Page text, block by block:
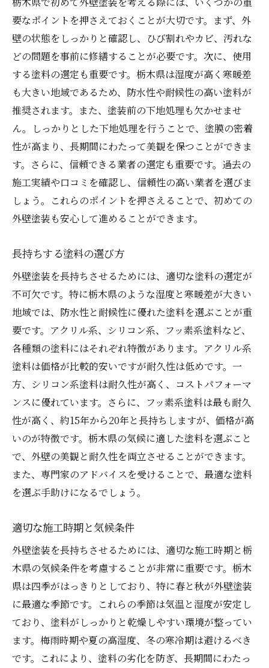
要なポイントを押さえておくことが大切です。まず、外
壁の状態をしっかりと確認し、ひび割れやカビ、汚れな
どの問題を事前に修繕することが必要です。次に、使用
する塗料の選定も重要です。栃木県は湿度が高く寒暖差
も大きい地域であるため、防水性や耐候性の高い塗料が
推奨されます。また、塗装前の下地処理も欠かせませ
ん。しっかりとした下地処理を行うことで、塗膜の密着
性が高まり、長期間にわたって美観を保つことができま
す。さらに、信頼できる業者の選定も重要です。過去の
施工実績や口コミを確認し、信頼性の高い業者を選びま
しょう。これらのポイントを押さえることで、初めての
外壁塗装も安心して進めることができます。
長持ちする塗料の選び方
外壁塗装を長持ちさせるためには、適切な塗料の選定が
不可欠です。特に栃木県のような湿度と寒暖差が大きい
地域では、防水性と耐候性に優れた塗料を選ぶことが重
要です。アクリル系、シリコン系、フッ素系塗料など、
各種類の塗料にはそれぞれ特徴があります。アクリル系
塗料は価格が比較的安いですが耐久性は低めです。一
方、シリコン系塗料は耐久性が高く、コストパフォーマ
ンスに優れています。さらに、フッ素系塗料は最も耐久
性が高く、約15年から20年と長持ちしますが、価格が高
いのが特徴です。栃木県の気候に適した塗料を選ぶこと
で、外壁の美観と耐久性を両立させることができます。
また、専門家のアドバイスを受けることで、最適な塗料
を選ぶ手助けになるでしょう。
適切な施工時期と気候条件
外壁塗装を長持ちさせるためには、適切な施工時期と栃
木県の気候条件を考慮することが非常に重要です。栃木
県は四季がはっきりとしており、特に春と秋が外壁塗装
に最適な季節です。これらの季節は気温と湿度が安定し
ており、塗料がしっかりと乾燥しやすい環境が整ってい
ます。梅雨時期や夏の高湿度、冬の寒冷期は避けるべき
です。これにより、塗料の劣化を防ぎ、長期間にわたっ